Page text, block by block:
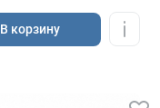
В корзину